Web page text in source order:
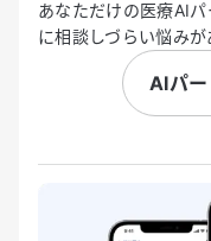
あなただけの医療AI
に相談しづらい悩み
AIパ